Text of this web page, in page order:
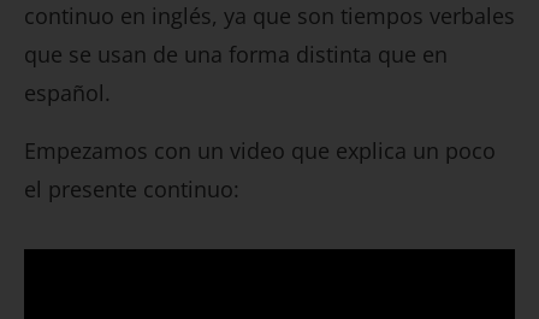
continuo en inglés, ya que son tiempos verbales
que se usan de una forma distinta que en
español.
Empezamos con un video que explica un poco
el presente continuo: